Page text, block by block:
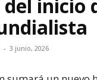
del inicio
- 3 junio, 2026